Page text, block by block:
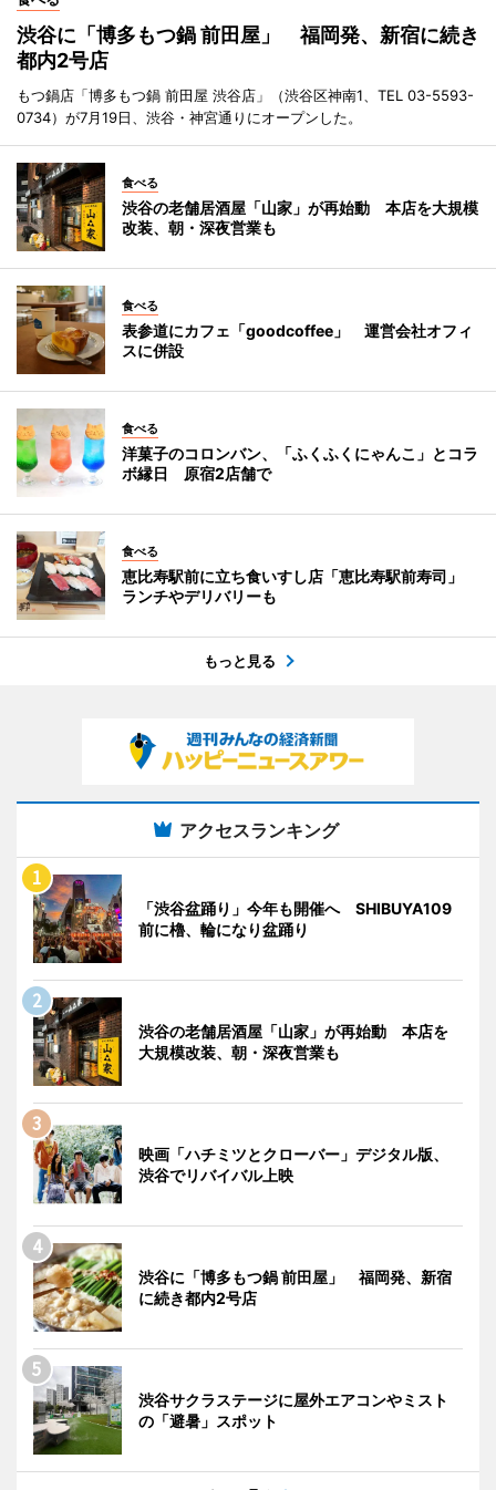
渋谷に「博多もつ鍋 前田屋」 福岡発、新宿に続き
都内2号店
もつ鍋店「博多もつ鍋 前田屋 渋谷店」（渋谷区神南1、TEL 03-5593-
0734）が7月19日、渋谷・神宮通りにオープンした。
食べる
渋谷の老舗居酒屋「山家」が再始動 本店を大規模
改装、朝・深夜営業も
食べる
表参道にカフェ「goodcoffee」 運営会社オフィ
スに併設
食べる
洋菓子のコロンバン、「ふくふくにゃんこ」とコラ
ボ縁日 原宿2店舗で
食べる
恵比寿駅前に立ち食いすし店「恵比寿駅前寿司」
ランチやデリバリーも
もっと見る
アクセスランキング
「渋谷盆踊り」今年も開催へ SHIBUYA109
前に櫓、輪になり盆踊り
渋谷の老舗居酒屋「山家」が再始動 本店を
大規模改装、朝・深夜営業も
映画「ハチミツとクローバー」デジタル版、
渋谷でリバイバル上映
渋谷に「博多もつ鍋 前田屋」 福岡発、新宿
に続き都内2号店
渋谷サクラステージに屋外エアコンやミスト
の「避暑」スポット